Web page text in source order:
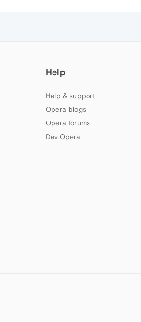
Help
Help & support
Opera blogs
Opera forums
Dev.Opera